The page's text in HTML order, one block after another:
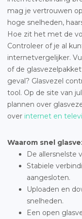
mag je vertrouwen
hoge snelheden,
Hoe zit het met de
Controleer of je al
internetvergelijker.
of de
geval? Glasvezel
tool. Op de site van
plannen over
over internet en
Waarom snel
De allersnelste
Stabiele
aangesloten.
Uploaden en
snelheden.
Een open